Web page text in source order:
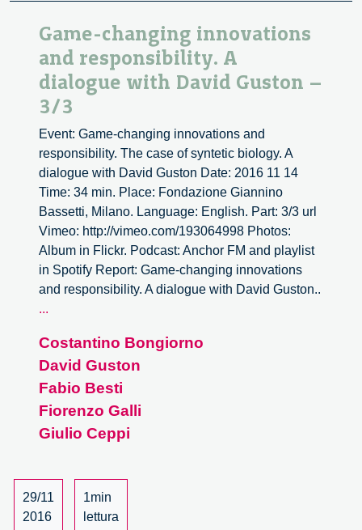
Game-changing innovations
and responsibility. A
dialogue with David Guston –
3/3
Event: Game-changing innovations and
responsibility. The case of syntetic biology. A
dialogue with David Guston Date: 2016 11 14
Time: 34 min. Place: Fondazione Giannino
Bassetti, Milano. Language: English. Part: 3/3 url
Vimeo: http://vimeo.com/193064998 Photos:
Album in Flickr. Podcast: Anchor FM and playlist
in Spotify Report: Game-changing innovations
and responsibility. A dialogue with David Guston..
...
innovations
and
responsibility.
A
dialogue
Guston
–
3/3
Costantino Bongiorno
David Guston
Fabio Besti
Fiorenzo Galli
Giulio Ceppi
29/11
2016
1min
lettura